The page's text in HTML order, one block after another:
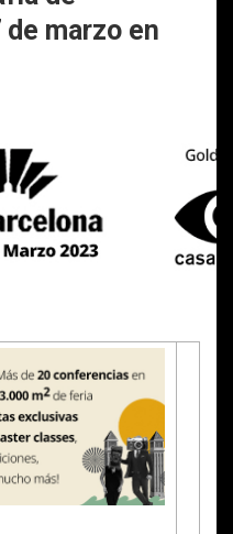
de marzo en